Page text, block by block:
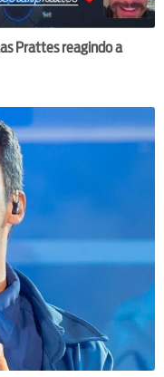
Prattes reagindo a